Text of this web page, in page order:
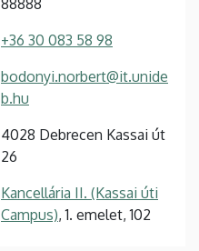
+36 30 083 58 98
bodonyi.norbert@it.unide
b.hu
4028 Debrecen Kassai út
26
Kancellária II. (Kassai úti
Campus), 1. emelet, 102